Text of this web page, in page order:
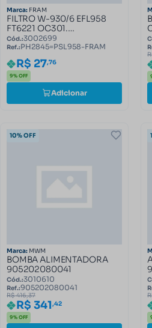
Marca: FRAM
FILTRO W-930/6 EFL958
FT6221 OC301.
PH2845=PSL958-FRAM
Cód.:3002699
Ref.:PH2845=PSL958-FRAM
R$ 27,76
9% OFF
Adicionar
10% OFF
Marca: MWM
BOMBA ALIMENTADORA
905202080041
Cód.:3010610
Ref.:905202080041
R$ 416,37
R$ 341 ,42
9% OFF